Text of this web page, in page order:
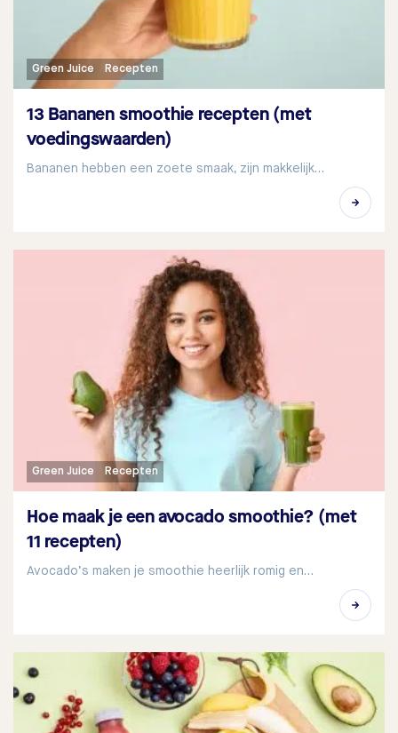
Green Juice Recepten
13 Bananen smoothie recepten (met
voedingswaarden)
Bananen hebben een zoete smaak, zijn makkelijk…
Green Juice Recepten
Hoe maak je een avocado smoothie? (met
11 recepten)
Avocado’s maken je smoothie heerlijk romig en…